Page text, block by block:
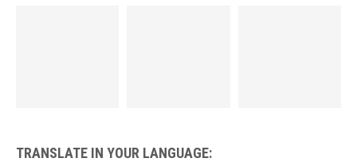
TRANSLATE IN YOUR LANGUAGE: